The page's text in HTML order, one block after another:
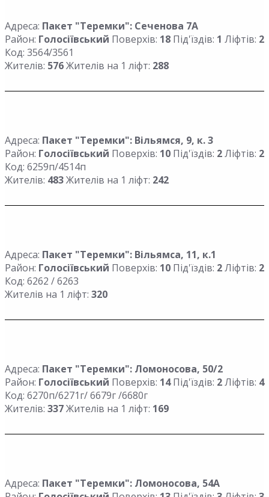
Адреса: Пакет "Теремки": Сеченова 7А
Район: Голосіївський Поверхів: 18 Під'їздів: 1 Ліфтів: 2
Код: 3564/3561
Жителів: 576Жителів на 1 ліфт: 288
Адреса: Пакет "Теремки": Вільямся, 9, к. 3
Район: Голосіївський Поверхів: 10 Під'їздів: 2Ліфтів: 2
Код: 6259п/4514п
Жителів: 483Жителів на 1 ліфт: 242
Адреса: Пакет "Теремки": Вільямса, 11, к.1
Район: Голосіївський Поверхів: 10 Під'їздів: 2Ліфтів: 2
Код: 6262 / 6263
Жителів на 1 ліфт: 320
Адреса: Пакет "Теремки": Ломоносова, 50/2
Район: Голосіївський Поверхів: 14Під'їздів: 2Ліфтів: 4
Код: 6270п/6271г/ 6679г /6680г
Жителів: 337Жителів на 1 ліфт: 169
Адреса: Пакет "Теремки": Ломоносова, 54А